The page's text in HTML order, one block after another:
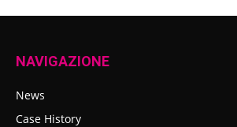
NAVIGAZIONE
News
Case History